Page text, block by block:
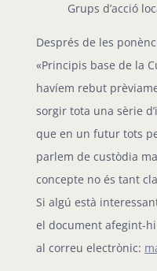
Grups d’acció
Després de les
«Principis base de la
havíem rebut
sorgir tota una sèrie
que en un futur tots
parlem de custòdia
concepte no és tant
Si algú està
el document afegint-
al correu electrònic: